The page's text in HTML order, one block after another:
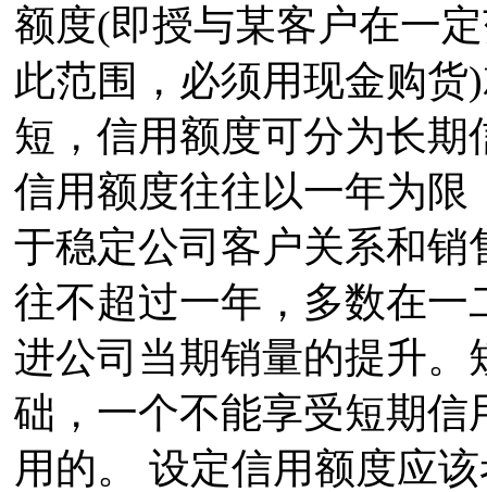
额度(即授与某客户在一
此范围，必须用现金购
短，信用额度可分为长
信用额度往往以一年为
于稳定公司客户关系和
往不超过一年，多数在
进公司当期销量的提升
础，一个不能享受短期
用的。 设定信用额度应